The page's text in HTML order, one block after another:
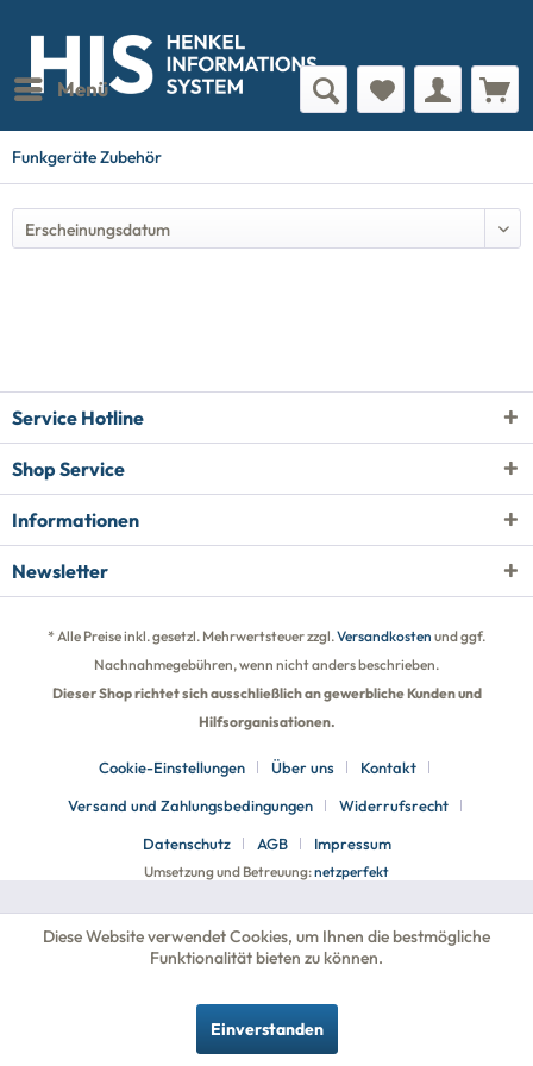
Menü
Funkgeräte Zubehör
Service Hotline
Shop Service
Informationen
Newsletter
* Alle Preise inkl. gesetzl. Mehrwertsteuer zzgl.Versandkosten und ggf.
Nachnahmegebühren, wenn nicht anders beschrieben.
Dieser Shop richtet sich ausschließlich an gewerbliche Kunden und
Hilfsorganisationen.
Cookie-Einstellungen Über uns
Kontakt
Versand und Zahlungsbedingungen
Widerrufsrecht
Datenschutz
AGB Impressum
Umsetzung und Betreuung:netzperfekt
Diese Website verwendet Cookies, um Ihnen die bestmögliche
Funktionalität bieten zu können.
Einverstanden